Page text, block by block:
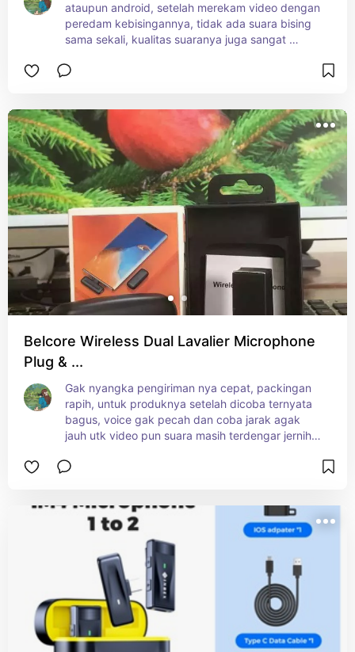
ataupun android, setelah merekam video dengan
peredam kebisingannya, tidak ada suara bising
sama sekali, kualitas suaranya juga sangat
sangat simpel, receiver tinggal diplug and play
Belcore Wireless Dual Lavalier Microphone
Plug & ...
Gak nyangka pengiriman nya cepat, packingan
rapih, untuk produknya setelah dicoba ternyata
bagus, voice gak pecah dan coba jarak agak
jauh utk video pun suara masih terdengar jernih.
banget, penggunaan sangat mudah.   Kapan lagi